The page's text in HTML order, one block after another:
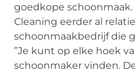
goedkope
Cleaning eerder al
schoonmaakbedrijf die
”Je kunt op elke hoek
schoonmaker vinden.